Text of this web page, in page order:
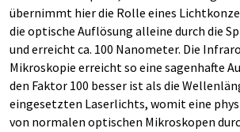
übernimmt hier die Rolle eines
die optische Auflösung alleine durch die
und erreicht ca. 100 Nanometer. Die
Mikroskopie erreicht so eine sagenhafte
den Faktor 100 besser ist als die
eingesetzten Laserlichts, womit eine
von normalen optischen Mikroskopen